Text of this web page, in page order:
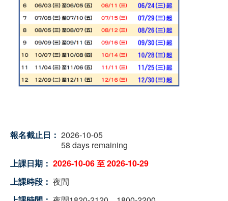
報名截止日： 2026-10-05
58 days remaining
上課日期： 2026-10-06至2026-10-29
上課時段： 夜間